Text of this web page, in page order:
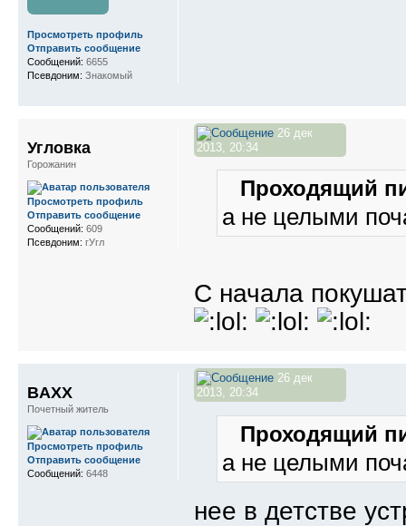
Просмотреть профиль
Отправить сообщение
Сообщений: 6655
Псевдоним: Знакомый
26 дек
2013, 20:34
Проходящий
а не целыми
С начала
Угловка
Горожанин
Просмотреть профиль
Отправить сообщение
Сообщений: 609
Псевдоним: гУгл
26 дек
2013, 20:34
Проходящий
а не целыми
нее в детстве
BAXX
Почетный житель
Просмотреть профиль
Отправить сообщение
Сообщений: 6448